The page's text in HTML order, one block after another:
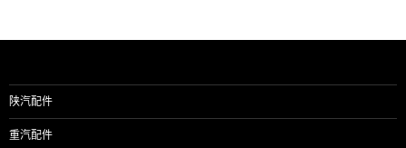
陕汽配件
重汽配件